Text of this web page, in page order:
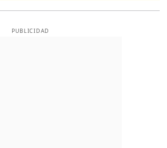
PUBLICIDAD